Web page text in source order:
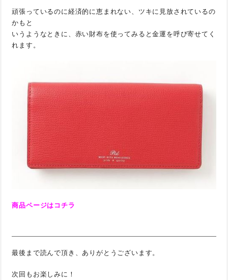
頑張っているのに経済的に恵まれない、ツキに見放されているの
かもと
いうようなときに、赤い財布を使ってみると金運を呼び寄せてく
れます。
商品ページはコチラ
最後まで読んで頂き、ありがとうございます。
次回もお楽しみに！